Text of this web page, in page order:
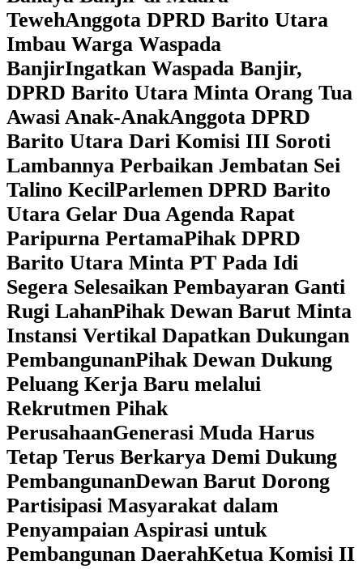
TewehAnggota DPRD Barito Utara
Imbau Warga Waspada
BanjirIngatkan Waspada Banjir,
DPRD Barito Utara Minta Orang Tua
Awasi Anak-AnakAnggota DPRD
Barito Utara Dari Komisi III Soroti
Lambannya Perbaikan Jembatan Sei
Talino KecilParlemen DPRD Barito
Utara Gelar Dua Agenda Rapat
Paripurna PertamaPihak DPRD
Barito Utara Minta PT Pada Idi
Segera Selesaikan Pembayaran Ganti
Rugi LahanPihak Dewan Barut Minta
Instansi Vertikal Dapatkan Dukungan
PembangunanPihak Dewan Dukung
Peluang Kerja Baru melalui
Rekrutmen Pihak
PerusahaanGenerasi Muda Harus
Tetap Terus Berkarya Demi Dukung
PembangunanDewan Barut Dorong
Partisipasi Masyarakat dalam
Penyampaian Aspirasi untuk
Pembangunan DaerahKetua Komisi II